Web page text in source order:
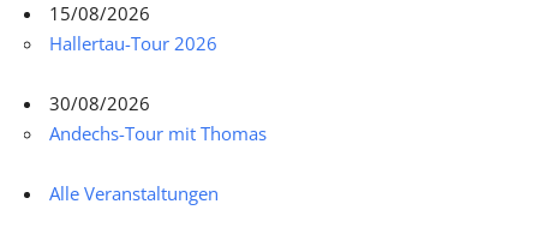
15/08/2026
Hallertau-Tour 2026
30/08/2026
Andechs-Tour mit Thomas
Alle Veranstaltungen